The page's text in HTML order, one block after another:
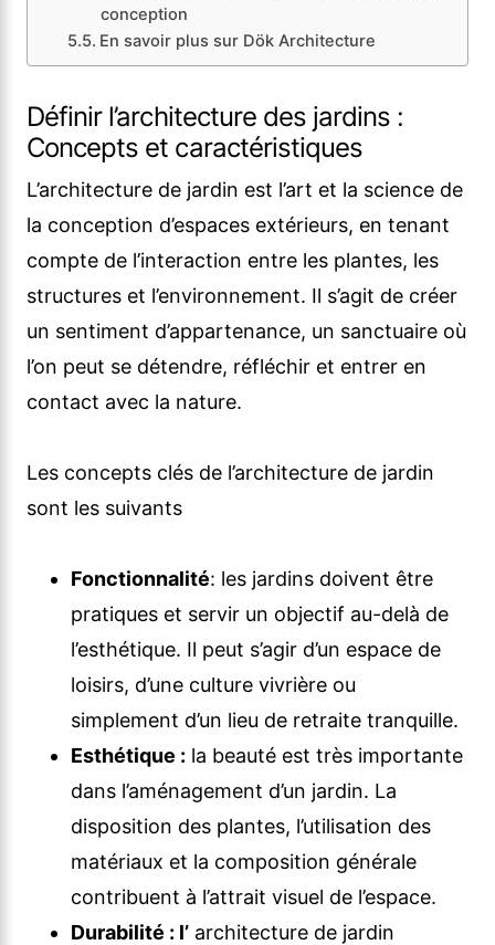
conception
En savoir plus sur Dök Architecture
Définir l’architecture des jardins :
Concepts et caractéristiques
L’architecture de jardin est l’art et la science de
la conception d’espaces extérieurs, en tenant
compte de l’interaction entre les plantes, les
structures et l’environnement. Il s’agit de créer
un sentiment d’appartenance, un sanctuaire où
l’on peut se détendre, réfléchir et entrer en
contact avec la nature.
Les concepts clés de l’architecture de jardin
sont les suivants
Fonctionnalité: les jardins doivent être
pratiques et servir un objectif au-delà de
l’esthétique. Il peut s’agir d’un espace de
loisirs, d’une culture vivrière ou
simplement d’un lieu de retraite tranquille.
Esthétique : la beauté est très importante
dans l’aménagement d’un jardin. La
disposition des plantes, l’utilisation des
matériaux et la composition générale
contribuent à l’attrait visuel de l’espace.
Durabilité : l’ architecture de jardin